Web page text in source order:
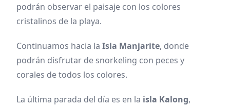
podrán observar el paisaje con los colores
cristalinos de la playa.
Continuamos hacia la Isla Manjarite, donde
podrán disfrutar de snorkeling con peces y
corales de todos los colores.
La última parada del día es en la isla Kalong,